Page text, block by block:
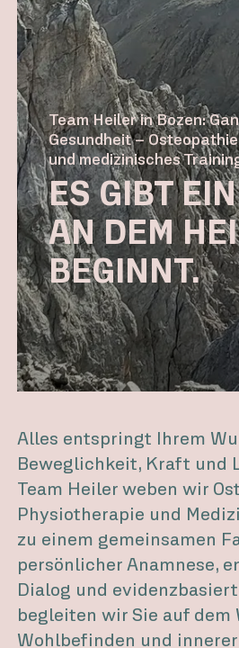
Team Heiler in Bozen:
Gesundheit –
und medizinisches
ES GIBT
AN DEM
BEGINNT.
Alles entspringt Ihrem
Beweglichkeit, Kraft und
Team Heiler weben wir
Physiotherapie und
zu einem gemeinsamen
persönlicher Anamnese,
Dialog und
begleiten wir Sie auf dem
Wohlbefinden und